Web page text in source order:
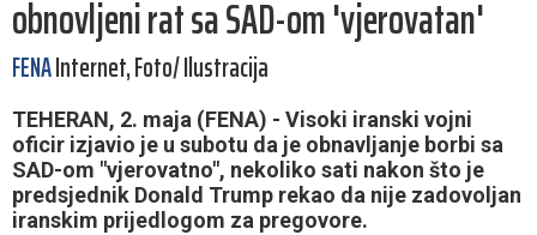
obnovljeni rat sa SAD-om 'vjerovatan'
FENAInternet, Foto/ Ilustracija
TEHERAN, 2. maja (FENA) - Visoki iranski vojni
oficir izjavio je u subotu da je obnavljanje borbi sa
SAD-om "vjerovatno", nekoliko sati nakon što je
predsjednik Donald Trump rekao da nije zadovoljan
iranskim prijedlogom za pregovore.